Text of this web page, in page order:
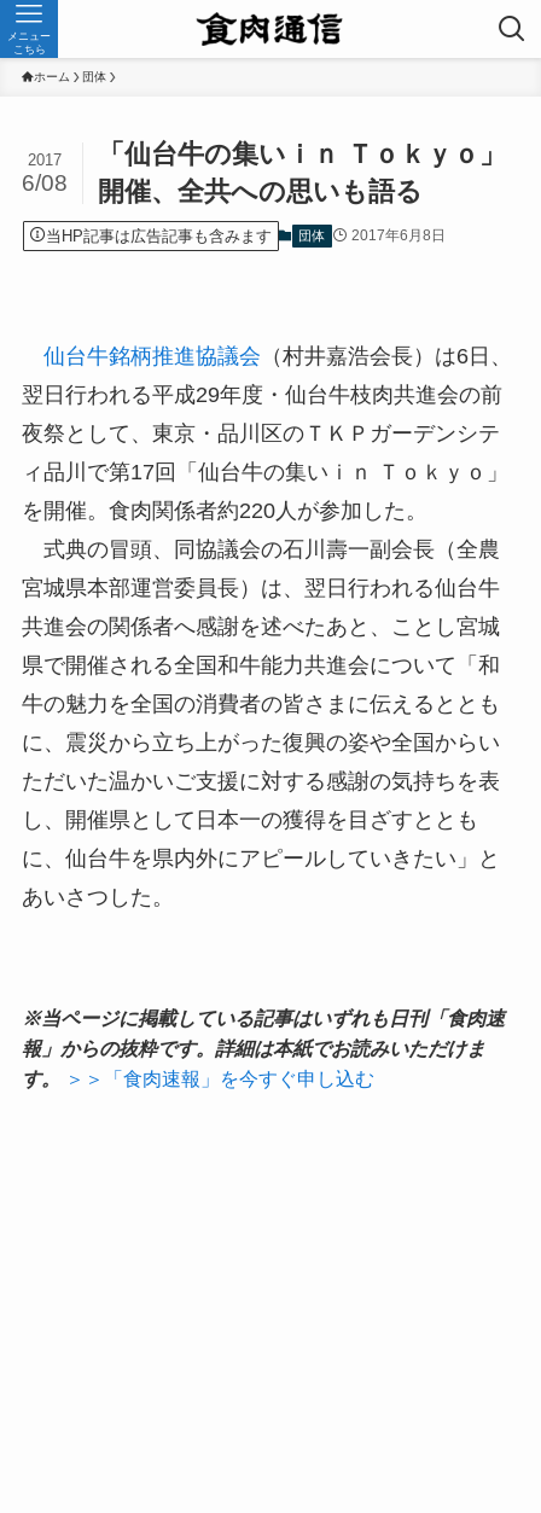
メニュー
こちら
ホーム 団体
「仙台牛の集いｉｎ Ｔｏｋｙｏ」
開催、全共への思いも語る
2017
6/08
当HP記事は広告記事も含みます 団体 2017年6月8日
仙台牛銘柄推進協議会 （村井嘉浩会長）は6日、
翌日行われる平成29年度・仙台牛枝肉共進会の前
夜祭として、東京・品川区のＴＫＰガーデンシテ
ィ品川で第17回「仙台牛の集いｉｎ Ｔｏｋｙｏ」
を開催。食肉関係者約220人が参加した。
式典の冒頭、同協議会の石川壽一副会長（全農
宮城県本部運営委員長）は、翌日行われる仙台牛
共進会の関係者へ感謝を述べたあと、ことし宮城
県で開催される全国和牛能力共進会について「和
牛の魅力を全国の消費者の皆さまに伝えるととも
に、震災から立ち上がった復興の姿や全国からい
ただいた温かいご支援に対する感謝の気持ちを表
し、開催県として日本一の獲得を目ざすととも
に、仙台牛を県内外にアピールしていきたい」と
あいさつした。
※当ページに掲載している記事はいずれも日刊「食肉速
報」からの抜粋です。詳細は本紙でお読みいただけま
す。
＞＞「食肉速報」を今すぐ申し込む